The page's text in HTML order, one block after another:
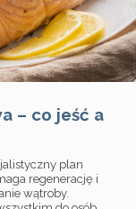
– co jeść a
plan
regenerację i
wątroby.